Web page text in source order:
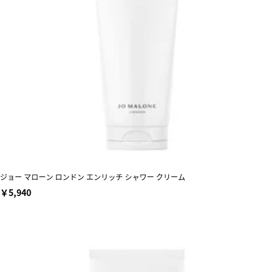
ジョー マローン ロンドン エンリッチ シャワー クリーム
￥5,940